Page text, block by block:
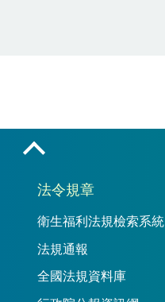
法令規章
衛生福利法規檢索系統
法規通報
全國法規資料庫